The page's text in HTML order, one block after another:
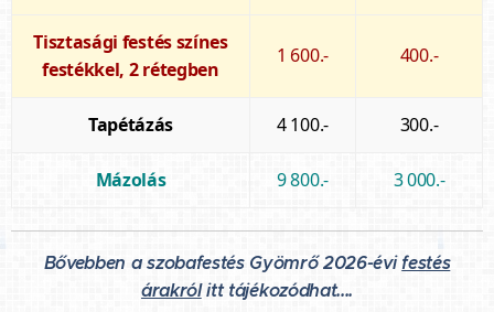
Tisztasági festés színes
festékkel, 2 rétegben
1 600.- 400.-
Tapétázás 4 100.- 300.-
Mázolás 9 800.- 3 000.-
Bővebben a szobafestés Gyömrő 2026-évifestés
árakrólitt tájékozódhat....